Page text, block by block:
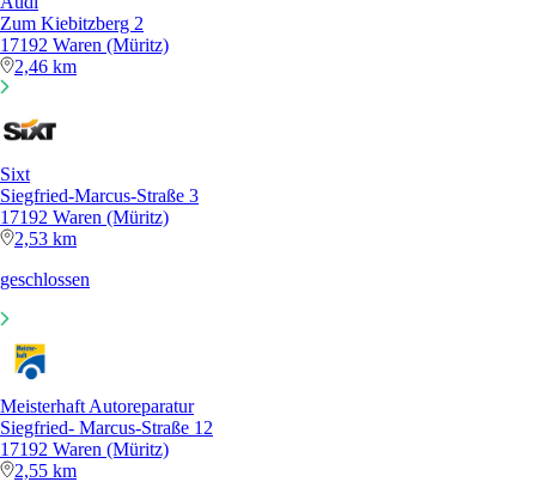
Zum Kiebitzberg 2
17192 Waren (Müritz)
2,46 km
Sixt
Siegfried-Marcus-Straße 3
17192 Waren (Müritz)
2,53 km
geschlossen
Meisterhaft Autoreparatur
Siegfried- Marcus-Straße 12
17192 Waren (Müritz)
2,55 km